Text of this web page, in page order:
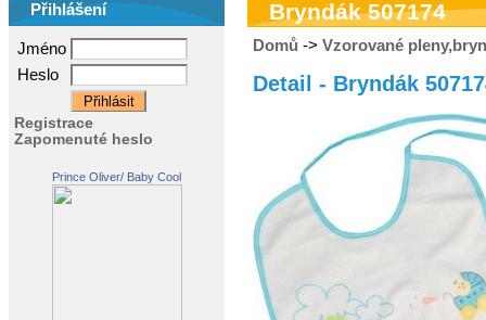
Přihlášení
Jméno
Heslo
Registrace
Zapomenuté heslo
Prince Oliver/ Baby Cool
Bryndák 507174
Domů -> Vzorované
Detail - Bryndák